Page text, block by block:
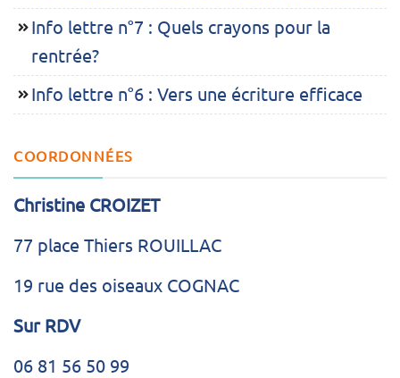
Info lettre n°7 : Quels crayons pour la
rentrée?
Info lettre n°6 : Vers une écriture efficace
COORDONNÉES
Christine CROIZET
77 place Thiers ROUILLAC
19 rue des oiseaux COGNAC
Sur RDV
06 81 56 50 99